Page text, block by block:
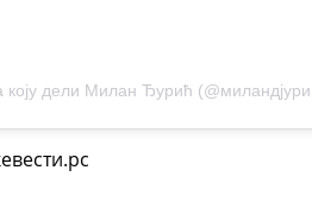
коју дели Милан Ђурић